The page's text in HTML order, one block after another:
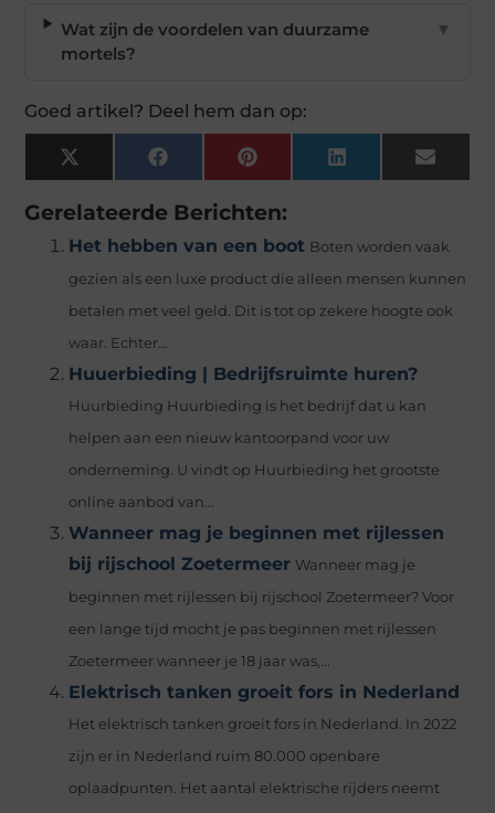
Wat zijn de voordelen van duurzame
mortels?
▼
Goed artikel? Deel hem dan op:
X
(Twitter)
FacebookPinterest LinkedIn Email
Gerelateerde Berichten:
Het hebben van een boot Boten worden vaak
gezien als een luxe product die alleen mensen kunnen
betalen met veel geld. Dit is tot op zekere hoogte ook
waar. Echter...
Huuerbieding | Bedrijfsruimte huren?
Huurbieding Huurbieding is het bedrijf dat u kan
helpen aan een nieuw kantoorpand voor uw
onderneming. U vindt op Huurbieding het grootste
online aanbod van...
Wanneer mag je beginnen met rijlessen
bij rijschool Zoetermeer Wanneer mag je
beginnen met rijlessen bij rijschool Zoetermeer? Voor
een lange tijd mocht je pas beginnen met rijlessen
Zoetermeer wanneer je 18 jaar was,...
Elektrisch tanken groeit fors in Nederland
Het elektrisch tanken groeit fors in Nederland. In 2022
zijn er in Nederland ruim 80.000 openbare
oplaadpunten. Het aantal elektrische rijders neemt